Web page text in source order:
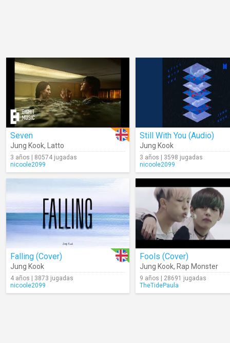
Seven
Jung Kook, Latto
3 años | 80574 jugadas
nicoole2099
Still With You (Audio)
Jung Kook
3 años | 3598 jugadas
nicoole2099
Falling (Cover)
Jung Kook
4 años | 3873 jugadas
nicoole2099
Fools (Cover)
Jung Kook, Rap Monster
9 años | 28691 jugadas
TheTidePaula